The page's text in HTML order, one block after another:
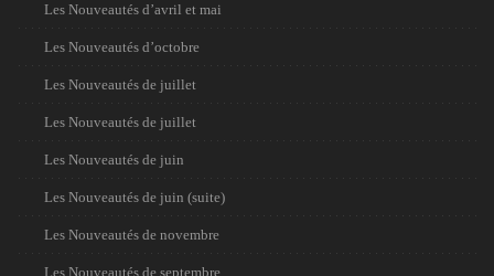
Les Nouveautés d’avril et mai
Les Nouveautés d’octobre
Les Nouveautés de juillet
Les Nouveautés de juillet
Les Nouveautés de juin
Les Nouveautés de juin (suite)
Les Nouveautés de novembre
Les Nouveautés de septembre